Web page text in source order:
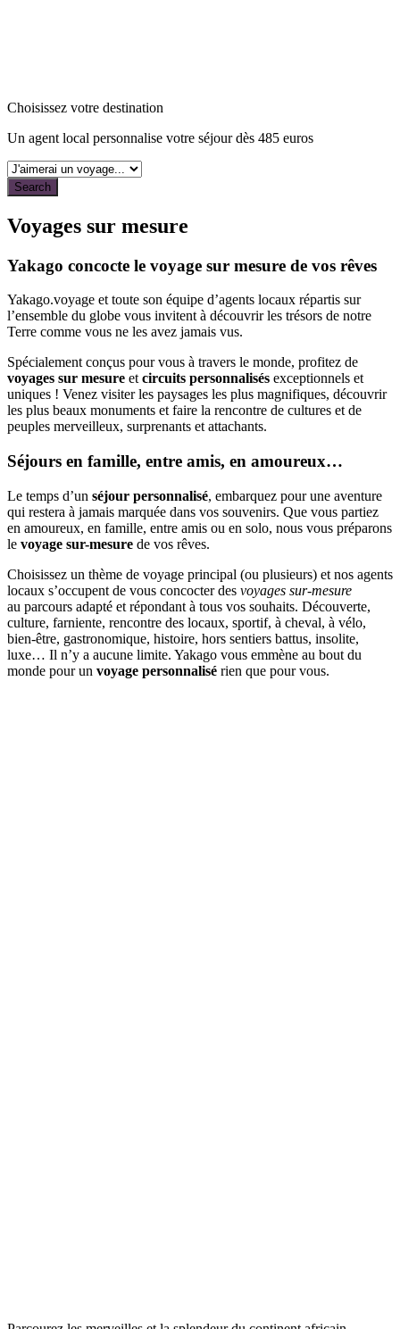
Choisissez votre destination
Un agent local personnalise votre séjour dès 485 euros
Voyages sur mesure
Yakago concocte le voyage sur mesure de vos rêves
Yakago.voyage et toute son équipe d’agents locaux répartis sur
l’ensemble du globe vous invitent à découvrir les trésors de notre
Terre comme vous ne les avez jamais vus.
Spécialement conçus pour vous à travers le monde, profitez de
voyages sur mesure etcircuits personnalisés exceptionnels et
uniques ! Venez visiter les paysages les plus magnifiques, découvrir
les plus beaux monuments et faire la rencontre de cultures et de
peuples merveilleux, surprenants et attachants.
Séjours en famille, entre amis, en amoureux…
Le temps d’un séjour personnalisé, embarquez pour une aventure
qui restera à jamais marquée dans vos souvenirs. Que vous partiez
en amoureux, en famille, entre amis ou en solo, nous vous préparons
le voyage sur-mesure de vos rêves.
Choisissez un thème de voyage principal (ou plusieurs) et nos agents
locaux s’occupent de vous concocter des voyages sur-mesure
au parcours adapté et répondant à tous vos souhaits. Découverte,
culture, farniente, rencontre des locaux, sportif, à cheval, à vélo,
bien-être, gastronomique, histoire, hors sentiers battus, insolite,
luxe… Il n’y a aucune limite. Yakago vous emmène au bout du
monde pour un voyage personnalisé rien que pour vous.